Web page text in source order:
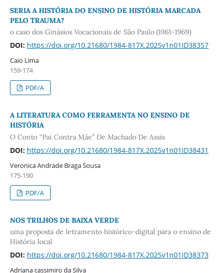
SERIA A HISTÓRIA DO ENSINO DE HISTÓRIA MARCADA
PELO TRAUMA?
o caso dos Ginásios Vocacionais de São Paulo (1961-1969)
DOI: https://doi.org/10.21680/1984-817X.2025v1n01ID38357
Caio Lima
159-174
PDF/A
A LITERATURA COMO FERRAMENTA NO ENSINO DE
HISTÓRIA
O Conto “Pai Contra Mãe” De Machado De Assis
DOI: https://doi.org/10.21680/1984-817X.2025v1n01ID38431
Veronica Andrade Braga Sousa
175-190
PDF/A
NOS TRILHOS DE BAIXA VERDE
uma proposta de letramento histórico-digital para o ensino de
História local
DOI: https://doi.org/10.21680/1984-817X.2025v1n01ID38373
Adriana cassimiro da Silva